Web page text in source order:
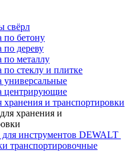
свёрл
по бетону
по дереву
по металлу
по стеклу и плитке
универсальные
центрирующие
и транспортировки
хранения и
инструментов DEWALT
транспортировочные